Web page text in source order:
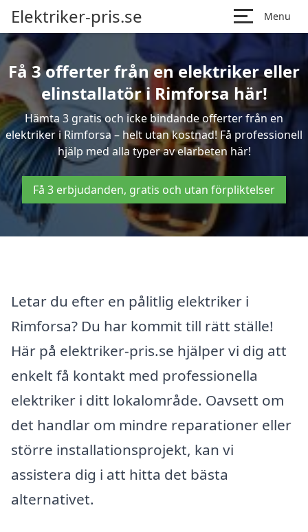
Elektriker-pris.se Menu
Få 3 offerter från en elektriker eller
elinstallatör i Rimforsa här!
Hämta 3 gratis och icke bindande offerter från en
elektriker i Rimforsa – helt utan kostnad! Få professionell
hjälp med alla typer av elarbeten här!
Få 3 erbjudanden, gratis och utan förpliktelser
Letar du efter en pålitlig elektriker i
Rimforsa? Du har kommit till rätt ställe!
Här på elektriker-pris.se hjälper vi dig att
enkelt få kontakt med professionella
elektriker i ditt lokalområde. Oavsett om
det handlar om mindre reparationer eller
större installationsprojekt, kan vi
assistera dig i att hitta det bästa
alternativet.